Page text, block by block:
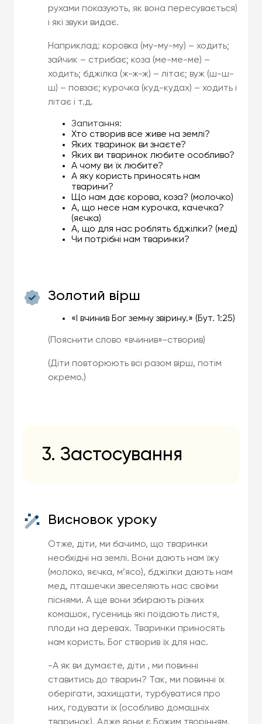
рухами показують, як вона пересувається)
і які звуки видає.
Наприклад: коровка (му-му-му) – ходить;
зайчик – стрибає; коза (ме-ме-ме) –
ходить; бджілка (ж-ж-ж) – літає; вуж (ш-ш-
ш) – повзає; курочка (куд-кудах) – ходить і
літає і т.д.
Запитання:
Хто створив все живе на землі?
Яких тваринок ви знаєте?
Яких ви тваринок любите особливо?
А чому ви їх любите?
А яку користь приносять нам
тварини?
Що нам дає корова, коза? (молочко)
А, що несе нам курочка, качечка?
(яєчка)
А, що для нас роблять бджілки? (мед)
Чи потрібні нам тваринки?
Золотий вірш
«І вчинив Бог земну звірину.» (Бут. 1:25)
(Пояснити слово «вчинив»-створив)
(Діти повторюють всі разом вірш, потім
окремо.)
3. Застосування
Висновок уроку
Отже, діти, ми бачимо, що тваринки
необхідні на землі. Вони дають нам їжу
(молоко, яєчка, м’ясо), бджілки дають нам
мед, пташечки звеселяють нас своїми
піснями. А ще вони збирають різних
комашок, гусениць які поїдають листя,
плоди на деревах. Тваринки приносять
нам користь. Бог створив їх для нас.
-А як ви думаєте, діти , ми повинні
ставитись до тварин? Так, ми повинні їх
оберігати, захищати, турбуватися про
них, годувати їх (особливо домашніх
тваринок). Адже вони є Божим творінням.